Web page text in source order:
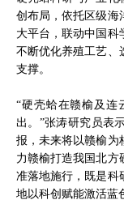
创布局，依托区级海
大平台，联动中国科
不断优化养殖工艺、
支撑。
“硬壳蛤在赣榆及连
出。”张涛研究员表
报，未来将以赣榆为
力赣榆打造我国北方
准落地施行，既是科
地以科创赋能激活蓝